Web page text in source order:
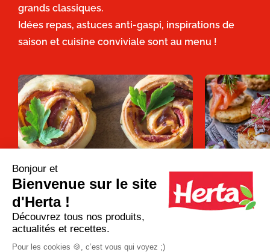
grands classiques.
Idées repas, astuces anti-gaspi, inspirations de
saison et cuisine conviviale sont au menu !
Apéro dînatoire : que faire avec une
pâte à pizza ?
12 recettes
pour un
Plus d'inspirations
Bonjour et
Bienvenue sur le site
d'Herta !
Découvrez tous nos produits,
actualités et recettes.
Pour les cookies 🍪, c’est vous qui voyez ;)